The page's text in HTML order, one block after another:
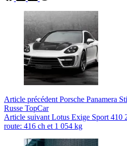
Article précédent Porsche Panamera
Russe TopCar
Article suivant Lotus Exige Sport 410
route: 416 ch et 1 054 kg